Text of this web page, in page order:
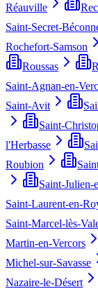
Réauville
Saint-Secret-
Rochefort-Samson
Roussas
Saint-Agnan-en-
Saint-Avit
Saint-
l'Herbasse
Roubion
Saint-Julien-
Saint-Laurent-en-
Saint-Marcel-lès-
Martin-en-Vercors
Michel-sur-Savasse
Nazaire-le-Désert